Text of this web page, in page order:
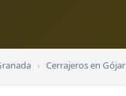
› Cerrajeros en Gójar